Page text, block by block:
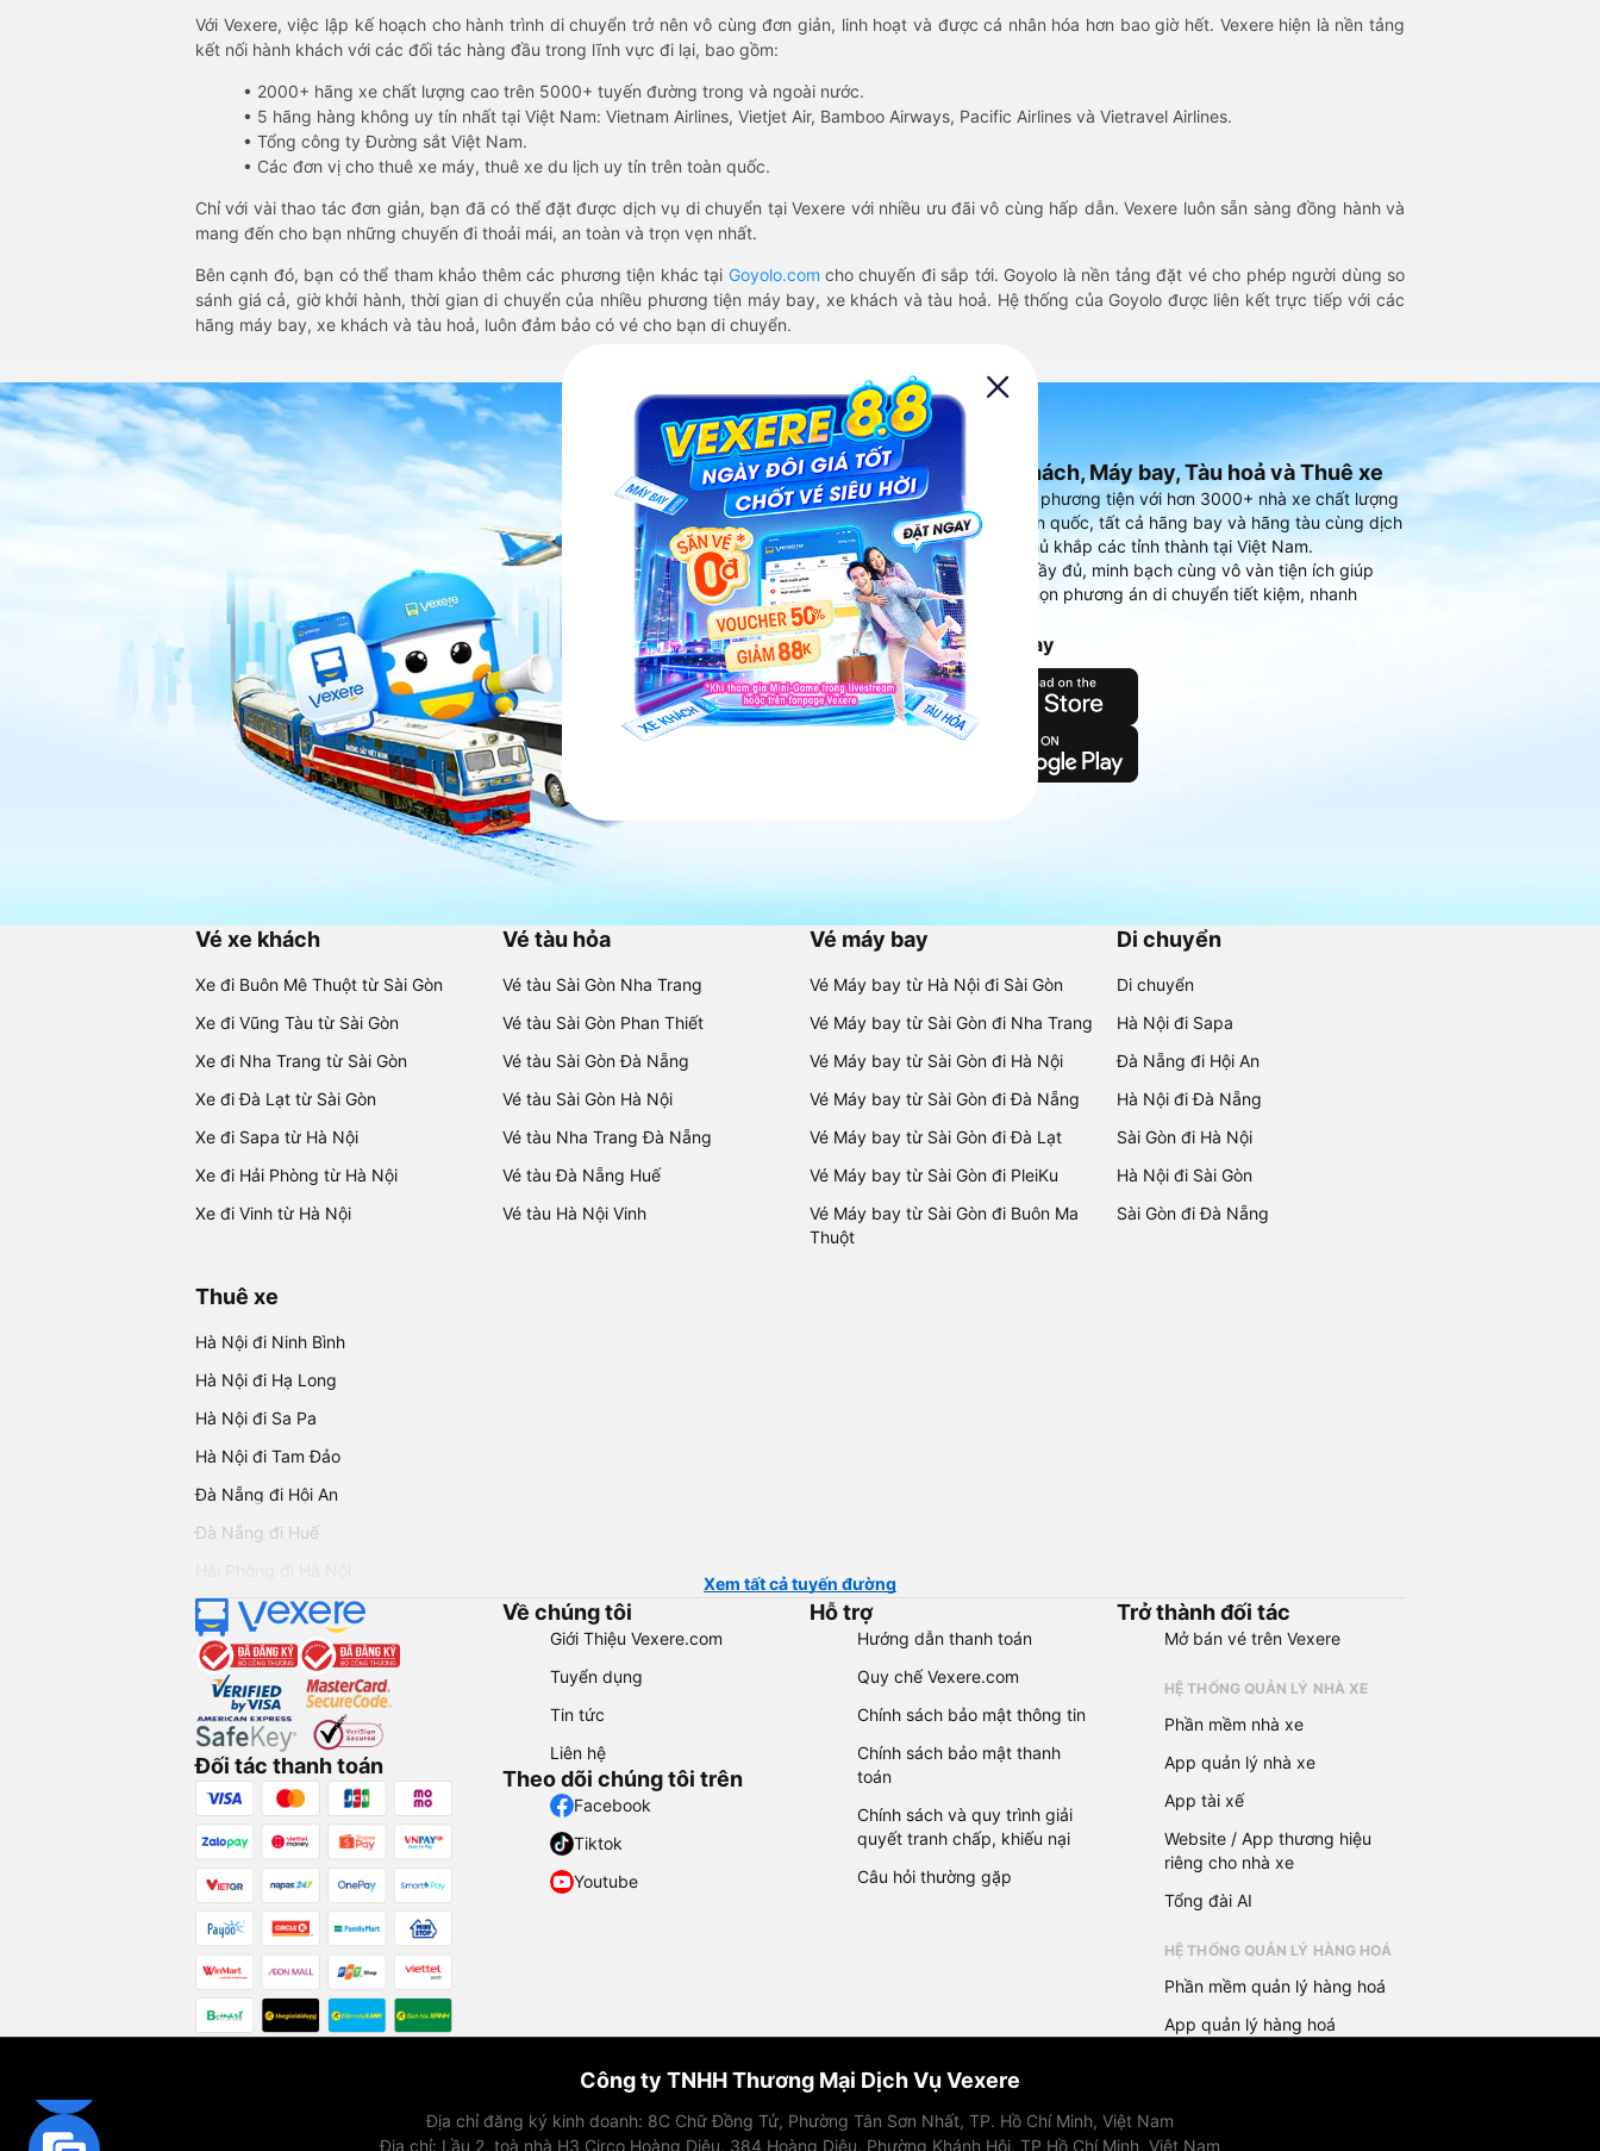
Với Vexere, việc lập kế hoạch cho hành trình di chuyển trở nên vô cùng đơn giản, linh hoạt và được cá nhân hóa hơn bao giờ hết. Vexere hiện là nền tảng
kết nối hành khách với các đối tác hàng đầu trong lĩnh vực đi lại, bao gồm:
• 2000+ hãng xe chất lượng cao trên 5000+ tuyến đường trong và ngoài nước.
• 5 hãng hàng không uy tín nhất tại Việt Nam: Vietnam Airlines, Vietjet Air, Bamboo Airways, Pacific Airlines và Vietravel Airlines.
• Tổng công ty Đường sắt Việt Nam.
• Các đơn vị cho thuê xe máy, thuê xe du lịch uy tín trên toàn quốc.
Chỉ với vài thao tác đơn giản, bạn đã có thể đặt được dịch vụ di chuyển tại Vexere với nhiều ưu đãi vô cùng hấp dẫn. Vexere luôn sẵn sàng đồng hành và
mang đến cho bạn những chuyến đi thoải mái, an toàn và trọn vẹn nhất.
Bên cạnh đó, bạn có thể tham khảo thêm các phương tiện khác tại Goyolo.com cho chuyến đi sắp tới. Goyolo là nền tảng đặt vé cho phép người dùng so
sánh giá cả, giờ khởi hành, thời gian di chuyển của nhiều phương tiện máy bay, xe khách và tàu hoả. Hệ thống của Goyolo được liên kết trực tiếp với các
hãng máy bay, xe khách và tàu hoả, luôn đảm bảo có vé cho bạn di chuyển.
Ứng dụng đặt vé Xe khách, Máy bay, Tàu hoả và Thuê xe
Vexere - ứng dụng đặt vé đa phương tiện với hơn 3000+ nhà xe chất lượng
cao, 5000+ tuyến đường toàn quốc, tất cả hãng bay và hãng tàu cùng dịch
vụ thuê xe máy, xe du lịch phủ khắp các tỉnh thành tại Việt Nam.
Ứng dụng hiển thị thông tin đầy đủ, minh bạch cùng vô vàn tiện ích giúp
người dùng so sánh và lựa chọn phương án di chuyển tiết kiệm, nhanh
chóng và phù hợp nhất.
Tải ứng dụng Vexere ngay
Vé xe khách
Xe đi Buôn Mê Thuột từ Sài Gòn
Xe đi Vũng Tàu từ Sài Gòn
Xe đi Nha Trang từ Sài Gòn
Xe đi Đà Lạt từ Sài Gòn
Xe đi Sapa từ Hà Nội
Xe đi Hải Phòng từ Hà Nội
Xe đi Vinh từ Hà Nội
Vé tàu hỏa
Vé tàu Sài Gòn Nha Trang
Vé tàu Sài Gòn Phan Thiết
Vé tàu Sài Gòn Đà Nẵng
Vé tàu Sài Gòn Hà Nội
Vé tàu Nha Trang Đà Nẵng
Vé tàu Đà Nẵng Huế
Vé tàu Hà Nội Vinh
Vé máy bay
Vé Máy bay từ Hà Nội đi Sài Gòn
Vé Máy bay từ Sài Gòn đi Nha Trang
Vé Máy bay từ Sài Gòn đi Hà Nội
Vé Máy bay từ Sài Gòn đi Đà Nẵng
Vé Máy bay từ Sài Gòn đi Đà Lạt
Vé Máy bay từ Sài Gòn đi PleiKu
Vé Máy bay từ Sài Gòn đi Buôn Ma
Thuột
Di chuyển
Di chuyển
Hà Nội đi Sapa
Đà Nẵng đi Hội An
Hà Nội đi Đà Nẵng
Sài Gòn đi Hà Nội
Hà Nội đi Sài Gòn
Sài Gòn đi Đà Nẵng
Thuê xe
Hà Nội đi Ninh Bình
Hà Nội đi Hạ Long
Hà Nội đi Sa Pa
Hà Nội đi Tam Đảo
Đà Nẵng đi Hội An
Đà Nẵng đi Huế
Xem tất cả tuyến đường
Đối tác thanh toán
Về chúng tôi
Giới Thiệu Vexere.com
Tuyển dụng
Tin tức
Liên hệ
Theo dõi chúng tôi trên
Facebook
Tiktok
Youtube
Hỗ trợ
Hướng dẫn thanh toán
Quy chế Vexere.com
Chính sách bảo mật thông tin
Chính sách bảo mật thanh
toán
Chính sách và quy trình giải
quyết tranh chấp, khiếu nại
Câu hỏi thường gặp
Trở thành đối tác
Mở bán vé trên Vexere
HỆ THỐNG QUẢN LÝ NHÀ XE
Phần mềm nhà xe
App quản lý nhà xe
App tài xế
Website / App thương hiệu
riêng cho nhà xe
Tổng đài AI
HỆ THỐNG QUẢN LÝ HÀNG HOÁ
Phần mềm quản lý hàng hoá
App quản lý hàng hoá
Công ty TNHH Thương Mại Dịch Vụ Vexere
Địa chỉ đăng ký kinh doanh: 8C Chữ Đồng Tử, Phường Tân Sơn Nhất, TP. Hồ Chí Minh, Việt Nam
Địa chỉ: Lầu 2, toà nhà H3 Circo Hoàng Diệu, 384 Hoàng Diệu, Phường Khánh Hội, TP Hồ Chí Minh, Việt Nam